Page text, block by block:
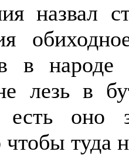
назвал
в
лезь в
есть оно
чтобы туда